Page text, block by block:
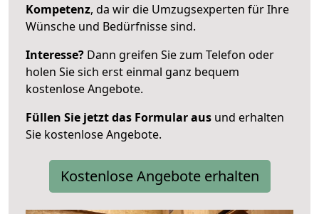
Kompetenz, da wir die Umzugsexperten für Ihre
Wünsche und Bedürfnisse sind.
Interesse? Dann greifen Sie zum Telefon oder
holen Sie sich erst einmal ganz bequem
kostenlose Angebote.
Füllen Sie jetzt das Formular aus und erhalten
Sie kostenlose Angebote.
Kostenlose Angebote erhalten